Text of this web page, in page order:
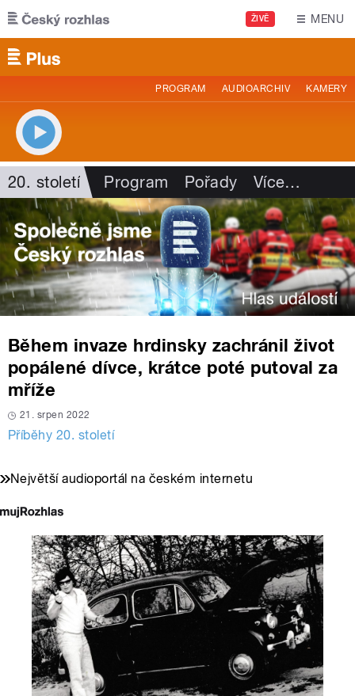
Přejít k hlavnímu obsahu
ŽIVĚ MENU
PROGRAM AUDIOARCHIV KAMERY
20. století Program Pořady Více…
Během invaze hrdinsky zachránil život
popálené dívce, krátce poté putoval za
mříže
21. srpen 2022
Příběhy 20. století
Největší audioportál na českém internetu